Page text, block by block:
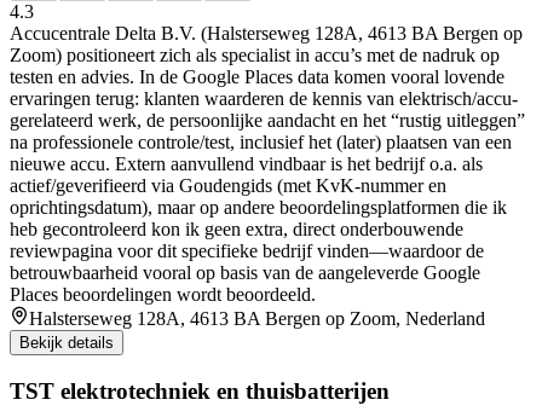
4.3
Accucentrale Delta B.V. (Halsterseweg 128A, 4613 BA Bergen op
Zoom) positioneert zich als specialist in accu’s met de nadruk op
testen en advies. In de Google Places data komen vooral lovende
ervaringen terug: klanten waarderen de kennis van elektrisch/accu-
gerelateerd werk, de persoonlijke aandacht en het “rustig uitleggen”
na professionele controle/test, inclusief het (later) plaatsen van een
nieuwe accu. Extern aanvullend vindbaar is het bedrijf o.a. als
actief/geverifieerd via Goudengids (met KvK-nummer en
oprichtingsdatum), maar op andere beoordelingsplatformen die ik
heb gecontroleerd kon ik geen extra, direct onderbouwende
reviewpagina voor dit specifieke bedrijf vinden—waardoor de
betrouwbaarheid vooral op basis van de aangeleverde Google
Places beoordelingen wordt beoordeeld.
Halsterseweg 128A, 4613 BA Bergen op Zoom, Nederland
Bekijk details
TST elektrotechniek en thuisbatterijen